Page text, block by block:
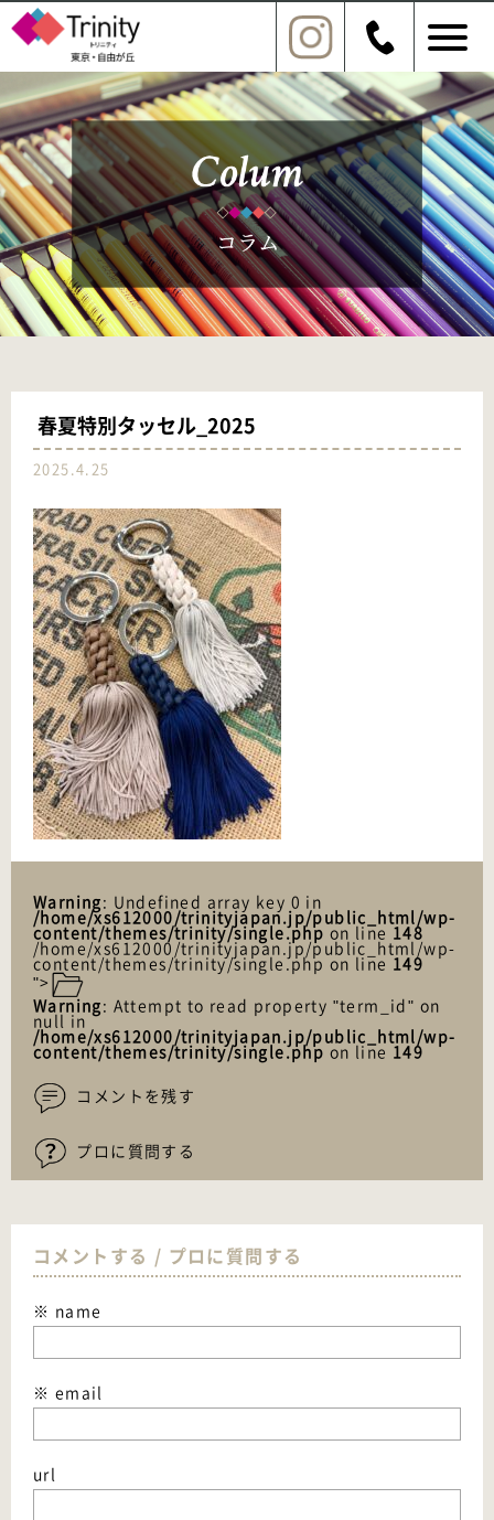
春夏特別タッセル_2025
2025.4.25
Warning: Undefined array key 0 in
/home/xs612000/trinityjapan.jp/public_html/wp-
content/themes/trinity/single.phpon line148
/home/xs612000/trinityjapan.jp/public_html/wp-
content/themes/trinity/single.php on line149
">
Warning: Attempt to read property "term_id" on
null in
/home/xs612000/trinityjapan.jp/public_html/wp-
content/themes/trinity/single.phpon line149
コメントを残す
プロに質問する
コメントする / プロに質問する
※ name
※ email
url